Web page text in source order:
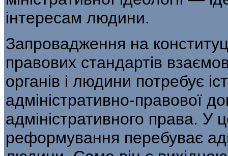
інтересам людини.
Запровадження на
правових стандартів
органів і людини потребує
адміністративно-правової
адміністративного права. У
реформування перебу­ває